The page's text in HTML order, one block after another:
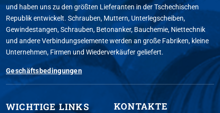
und haben uns zu den größten Lieferanten in der Tschechischen
Republik entwickelt. Schrauben, Muttern, Unterlegscheiben,
Gewindestangen, Schrauben, Betonanker, Bauchemie, Niettechnik
und andere Verbindungselemente werden an große Fabriken, kleine
Unternehmen, Firmen und Wiederverkäufer geliefert.
Geschäftsbedingungen
WICHTIGE LINKS KONTAKTE